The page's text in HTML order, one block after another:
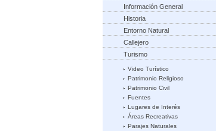
Información General
Historia
Entorno Natural
Callejero
Turismo
Video Turístico
Patrimonio Religioso
Patrimonio Civil
Fuentes
Lugares de Interés
Áreas Recreativas
Parajes Naturales